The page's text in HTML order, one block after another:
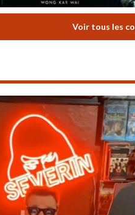
Voir tous les